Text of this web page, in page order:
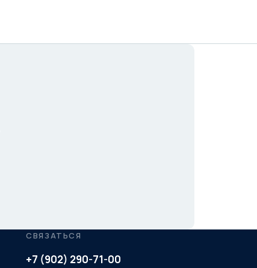
СВЯЗАТЬСЯ
+7 (902) 290-71-00